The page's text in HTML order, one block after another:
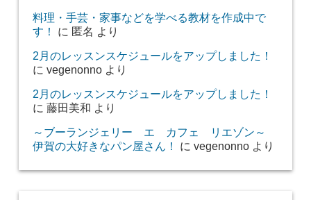
料理・手芸・家事などを学べる教材を作成中で
す！
に 匿名 より
2月のレッスンスケジュールをアップしました！
に vegenonnoより
2月のレッスンスケジュールをアップしました！
に 藤田美和 より
～ブーランジェリー エ カフェ リエゾン～
伊賀の大好きなパン屋さん！
に vegenonnoより